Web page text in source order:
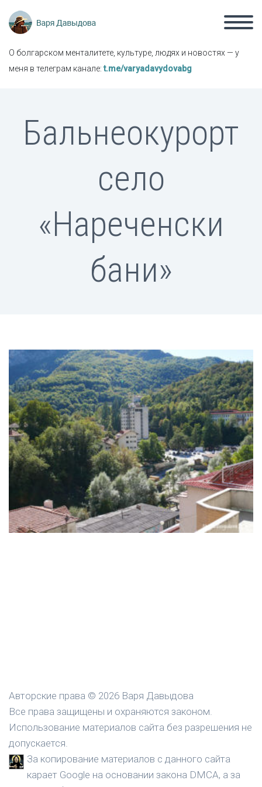
О болгарском менталитете, культуре, людях и новостях — у
меня в телеграм канале:t.me/varyadavydovabg
Бальнеокурорт
село
«Нареченски
бани»
Авторские права © 2026 Варя Давыдова
Все права защищены и охраняются законом.
Использование материалов сайта без разрешения не
допускается.
За копирование материалов с данного сайта
карает Google на основании закона DMCA, а за